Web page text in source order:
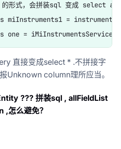
的形式，会拼装sql 变成
miInstruments1 =
直接变成select * .不拼接字
Unknown column理所应当。
??? 拼装sql , allFieldList
怎么避免？